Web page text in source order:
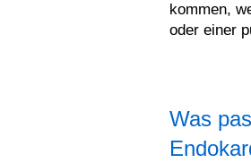
kommen,
oder einer
Was